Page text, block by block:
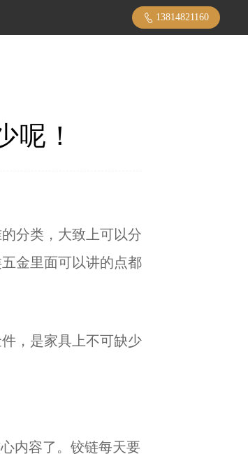
13814821160
呢！
分类，大致上可以分
金里面可以讲的点都
，是家具上不可缺少
内容了。铰链每天要